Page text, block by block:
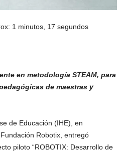
1 minutos, 17 segundos
en metodología STEAM, para
de maestras y
de Educación (IHE), en
Robotix, entregó
piloto “ROBOTIX: Desarrollo de